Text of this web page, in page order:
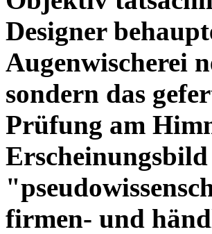
Designer
Augenwischerei
sondern das
Prüfung am
firmen- und